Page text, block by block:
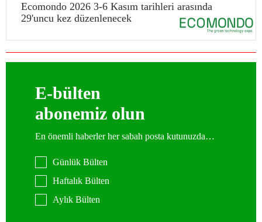
Ecomondo 2026 3-6 Kasım tarihleri arasında
29'uncu kez düzenlenecek
E-bülten
abonemiz olun
En önemli haberler her sabah posta kutunuzda…
Günlük Bülten
Haftalık Bülten
Aylık Bülten